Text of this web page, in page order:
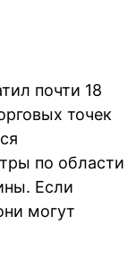
почти 18
точек
по области
Если
могут